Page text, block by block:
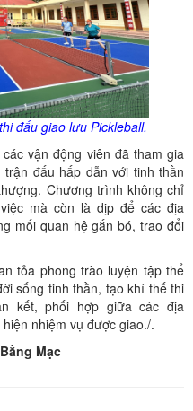
đấu giao lưu Pickleball.
vận động viên đã tham gia
đấu hấp dẫn với tinh thần
Chương trình không chỉ
mà còn là dịp để các địa
mối quan hệ gắn bó, trao đổi
tỏa phong trào luyện tập thể
sống tinh thần, tạo khí thế thi
kết, phối hợp giữa các địa
nhiệm vụ được giao./.
Mạc